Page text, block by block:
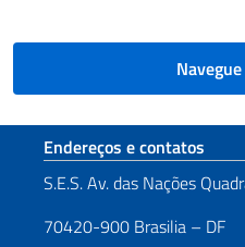
Seção de
Endereços e contatos
S.E.S. Av. das Nações
70420-900 Brasilia – DF